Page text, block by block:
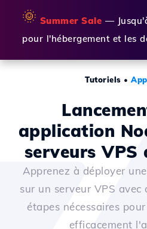
🌞 Summer Sale —
pour l'hébergement et les
Tutoriels •
application
serveurs VPS
Apprenez à déployer
sur un serveur VPS avec
étapes nécessaires
efficacement